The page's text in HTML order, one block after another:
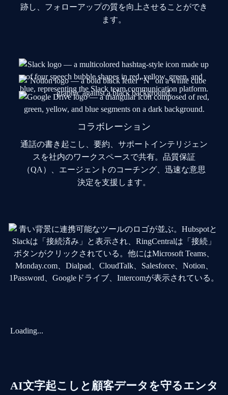
跡し、フォローアップの質を向上させることができ
ます。
コラボレーション
通話の書き起こし、要約、サポートインテリジェン
スを社内のワークスペースで共有。品質保証
（QA）、エージェントのコーチング、迅速な意思
決定を支援します。
Loading...
AI文字起こしと顧客データを守るエンタ